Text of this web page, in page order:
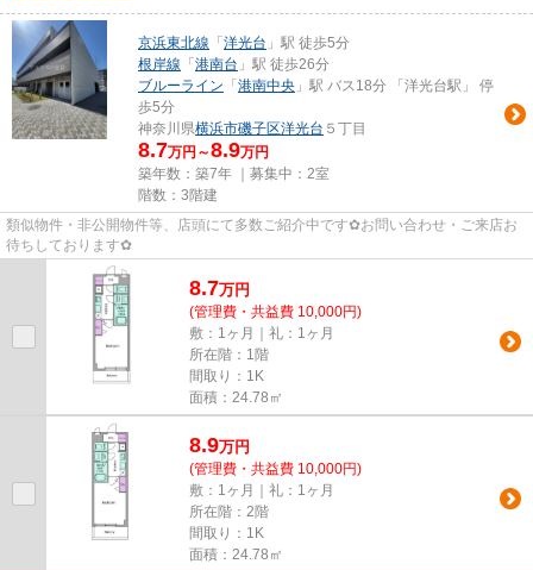
京浜東北線 「 洋光台 」駅 徒歩5分
根岸線 「 港南台 」駅 徒歩26分
ブルーライン 「 港南中央 」駅 バス18分 「洋光台駅」 停
歩5分
神奈川県横浜市磯子区洋光台 ５丁目
8.7万円～8.9万円
築年数：築7年 ｜募集中： 2室
階数：3階建
類似物件・非公開物件等、店頭にて多数ご紹介中です✿お問い合わせ・ご来店お
待ちしております✿
8.7万円
(管理費・共益費 10,000円)
敷：1ヶ月｜礼：1ヶ月
所在階：1階
間取り：1K
面積：24.78㎡
8.9万円
(管理費・共益費 10,000円)
敷：1ヶ月｜礼：1ヶ月
所在階：2階
間取り：1K
面積：24.78㎡